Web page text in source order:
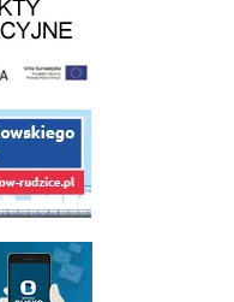
linii kolejowej Krakow Rudzice
Gmina Wieliczka w aplikacji Blisko